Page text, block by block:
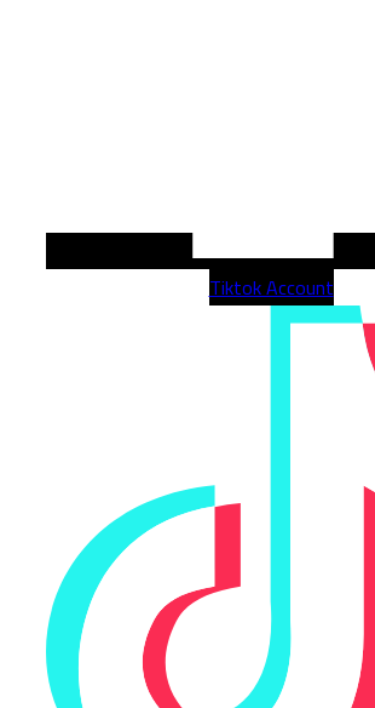
Tiktok Account